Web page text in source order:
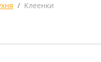
Клеенки